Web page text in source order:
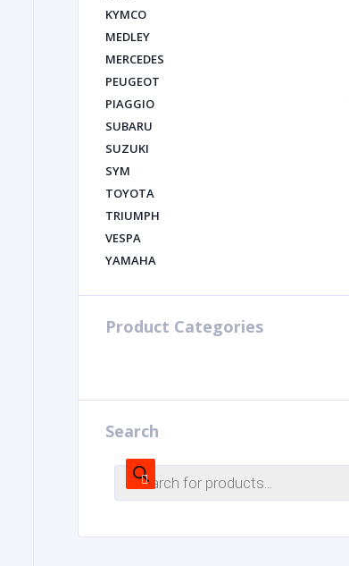
KYMCO
MEDLEY
MERCEDES
PEUGEOT
PIAGGIO
SUBARU
SUZUKI
SYM
TOYOTA
TRIUMPH
VESPA
YAMAHA
Product Categories
Search